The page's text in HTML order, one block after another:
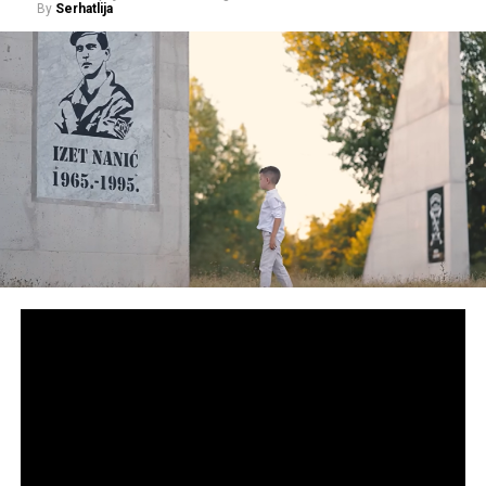
“Mržnja nikada ne može dovesti
do ljubavi, ubistvo do života, niti
nasilje do slobode”
Kazao je kako su u Potočarima danas s njima prijatelji iz
cijelog svijeta i hrabri ljudi koji ne pristaju na zaborav, da
zajedno svjedoče istinu o Srebrenici, jer ih se tiče.
“Braćo i sestre, ovo polje bijelih nišana u Potočarima
potvrđuje nam da mržnja nikada ne može dovesti do
ljubavi, ubistvo do života, niti nasilje do slobode. Na
By Serhatlija